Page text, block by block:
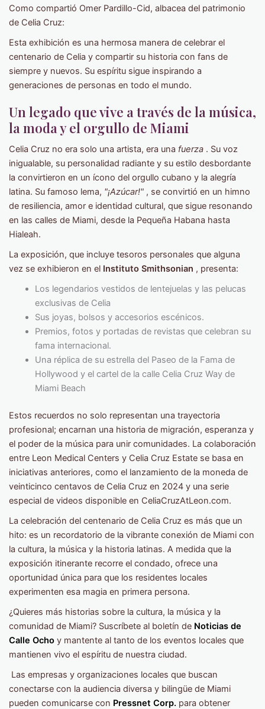
Como compartió Omer Pardillo-Cid, albacea del patrimonio
de Celia Cruz:
Esta exhibición es una hermosa manera de celebrar el
centenario de Celia y compartir su historia con fans de
siempre y nuevos. Su espíritu sigue inspirando a
generaciones de personas en todo el mundo.
Un legado que vive a través de la música,
la moda y el orgullo de Miami
Celia Cruz no era solo una artista, era una fuerza . Su voz
inigualable, su personalidad radiante y su estilo desbordante
la convirtieron en un ícono del orgullo cubano y la alegría
latina. Su famoso lema, "¡Azúcar!" , se convirtió en un himno
de resiliencia, amor e identidad cultural, que sigue resonando
en las calles de Miami, desde la Pequeña Habana hasta
Hialeah.
La exposición, que incluye tesoros personales que alguna
vez se exhibieron en el Instituto Smithsonian , presenta:
Los legendarios vestidos de lentejuelas y las pelucas
exclusivas de Celia
Sus joyas, bolsos y accesorios escénicos.
Premios, fotos y portadas de revistas que celebran su
fama internacional.
Una réplica de su estrella del Paseo de la Fama de
Hollywood y el cartel de la calle Celia Cruz Way de
Miami Beach
Estos recuerdos no solo representan una trayectoria
profesional; encarnan una historia de migración, esperanza y
el poder de la música para unir comunidades. La colaboración
entre Leon Medical Centers y Celia Cruz Estate se basa en
iniciativas anteriores, como el lanzamiento de la moneda de
veinticinco centavos de Celia Cruz en 2024 y una serie
especial de videos disponible en CeliaCruzAtLeon.com.
La celebración del centenario de Celia Cruz es más que un
hito: es un recordatorio de la vibrante conexión de Miami con
la cultura, la música y la historia latinas. A medida que la
exposición itinerante recorre el condado, ofrece una
oportunidad única para que los residentes locales
experimenten esa magia en primera persona.
¿Quieres más historias sobre la cultura, la música y la
comunidad de Miami? Suscríbete al boletín de Noticias de
Calle Ocho y mantente al tanto de los eventos locales que
mantienen vivo el espíritu de nuestra ciudad.
Las empresas y organizaciones locales que buscan
conectarse con la audiencia diversa y bilingüe de Miami
pueden comunicarse con Pressnet Corp. para obtener